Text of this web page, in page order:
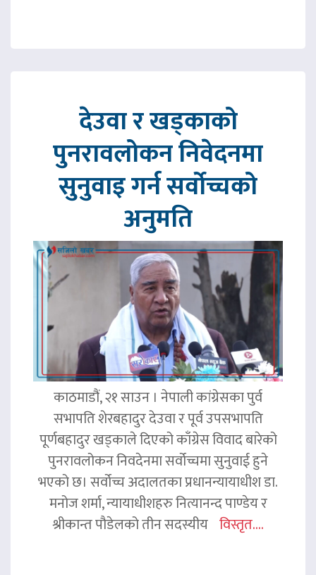
देउवा र खड्काको
पुनरावलोकन निवेदनमा
सुनुवाइ गर्न सर्वोच्चको
अनुमति
काठमाडौं, २१ साउन । नेपाली कांग्रेसका पुर्व
सभापति शेरबहादुर देउवा र पूर्व उपसभापति
पूर्णबहादुर खड्काले दिएको काँग्रेस विवाद बारेको
पुनरावलोकन निवदेनमा सर्वोच्चमा सुनुवाई हुने
भएको छ। सर्वोच्च अदालतका प्रधानन्यायाधीश डा.
मनोज शर्मा, न्यायाधीशहरु नित्यानन्द पाण्डेय र
श्रीकान्त पौडेलको तीन सदस्यीय विस्तृत....